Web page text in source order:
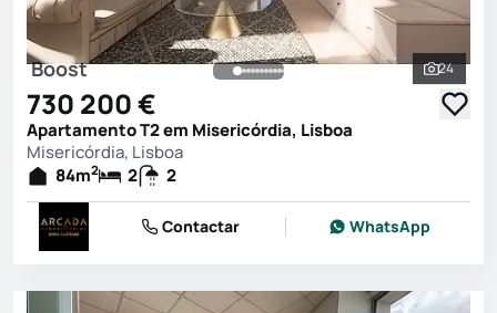
Ver
24
Boost
730 200 €
Apartamento T2 em Misericórdia, Lisboa
Misericórdia, Lisboa
84m2 2 2
Contactar WhatsApp